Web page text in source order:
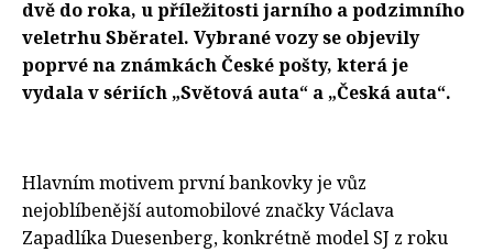
dvě do roka, u příležitosti jarního a podzimního
veletrhu Sběratel. Vybrané vozy se objevily
poprvé na známkách České pošty, která je
vydala v sériích „Světová auta“ a „Česká auta“.
Hlavním motivem první bankovky je vůz
nejoblíbenější automobilové značky Václava
Zapadlíka Duesenberg, konkrétně model SJ z roku